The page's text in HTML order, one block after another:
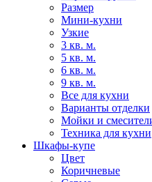
Размер
Мини-кухни
Узкие
3 кв. м.
5 кв. м.
6 кв. м.
9 кв. м.
Все для кухни
Варианты отделки
Мойки и
Техника для кухни
Шкафы-купе
Цвет
Коричневые